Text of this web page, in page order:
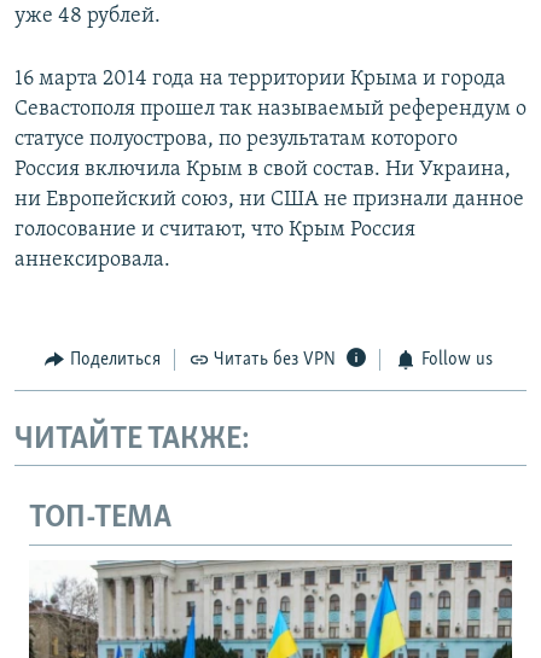
уже 48 рублей.
16 марта 2014 года на территории Крыма и города
Севастополя прошел так называемый референдум о
статусе полуострова, по результатам которого
Россия включила Крым в свой состав. Ни Украина,
ни Европейский союз, ни США не признали данное
голосование и считают, что Крым Россия
аннексировала.
Поделиться Читать без VPN Follow us
ЧИТАЙТЕ ТАКЖЕ:
ТОП-ТЕМА